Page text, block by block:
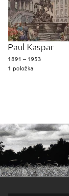
Paul Kaspar
1891 – 1953
1 položka